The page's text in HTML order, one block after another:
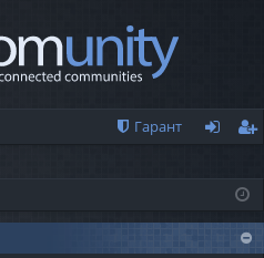
Гарант
ис
тр